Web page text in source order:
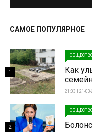
САМОЕ ПОПУЛЯРНОЕ
ОБЩЕСТВО
Как
21:03 | 21-
1
ОБЩЕСТВО
2